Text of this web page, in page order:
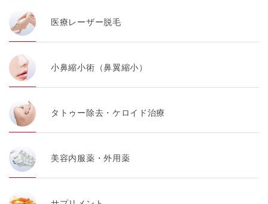
医療レーザー脱毛
小鼻縮小術（鼻翼縮小）
タトゥー除去・ケロイド治療
美容内服薬・外用薬